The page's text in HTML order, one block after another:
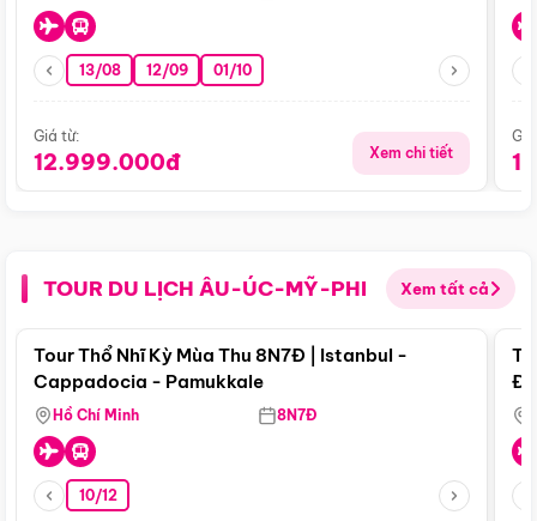
13/08 12/09 01/10
Giá từ:
12.999.000đ Xem chi tiết
TOUR DU LỊCH ÂU-ÚC-MỸ-PHI Xem tất cả
Điểm nổi bật
Tour Thổ Nhĩ Kỳ Mùa Thu 8N7Đ | Istanbul -
Cappadocia - Pamukkale
Hồ Chí Minh 8N7Đ
10/12